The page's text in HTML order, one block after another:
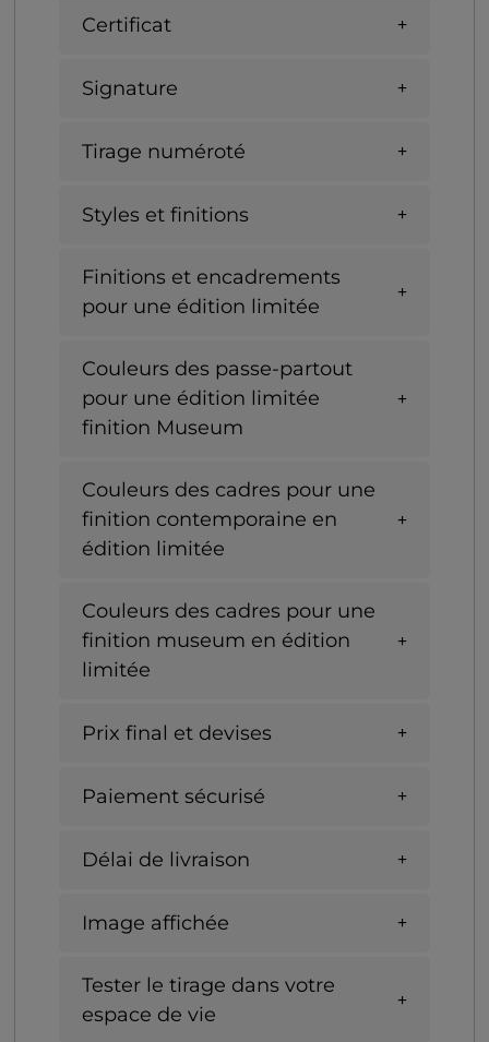
Certificat
Signature
Tirage numéroté
Styles et finitions
Finitions et encadrements
pour une édition limitée
Couleurs des passe-partout
pour une édition limitée
finition Museum
Couleurs des cadres pour une
finition contemporaine en
édition limitée
Couleurs des cadres pour une
finition museum en édition
limitée
Prix final et devises
Paiement sécurisé
Délai de livraison
Image affichée
Tester le tirage dans votre
espace de vie